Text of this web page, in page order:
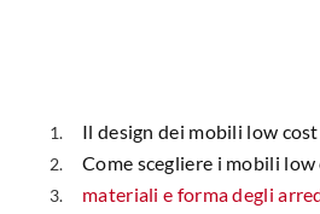
Giardino
Arredo giardino
Tende da sole
Il design dei mobili low cost
Come scegliere i mobili low
materiali e forma degli